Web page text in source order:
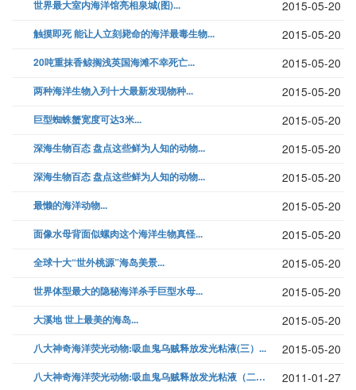
世界最大室内海洋馆亮相泉城(图)... 2015-05-20
触摸即死 能让人立刻毙命的海洋最毒生物... 2015-05-20
20吨重抹香鲸搁浅英国海滩不幸死亡... 2015-05-20
两种海洋生物入列十大最新发现物种... 2015-05-20
巨型蜘蛛蟹宽度可达3米... 2015-05-20
深海生物百态 盘点这些鲜为人知的动物... 2015-05-20
深海生物百态 盘点这些鲜为人知的动物... 2015-05-20
最懒的海洋动物... 2015-05-20
面像水母背面似螺肉这个海洋生物真怪... 2015-05-20
全球十大“世外桃源”海岛美景... 2015-05-20
世界体型最大的隐秘海洋杀手巨型水母... 2015-05-20
大溪地 世上最美的海岛... 2015-05-20
八大神奇海洋荧光动物:吸血鬼乌贼释放发光粘液(三）... 2015-05-20
八大神奇海洋荧光动物:吸血鬼乌贼释放发光粘液（二）... 2011-01-27